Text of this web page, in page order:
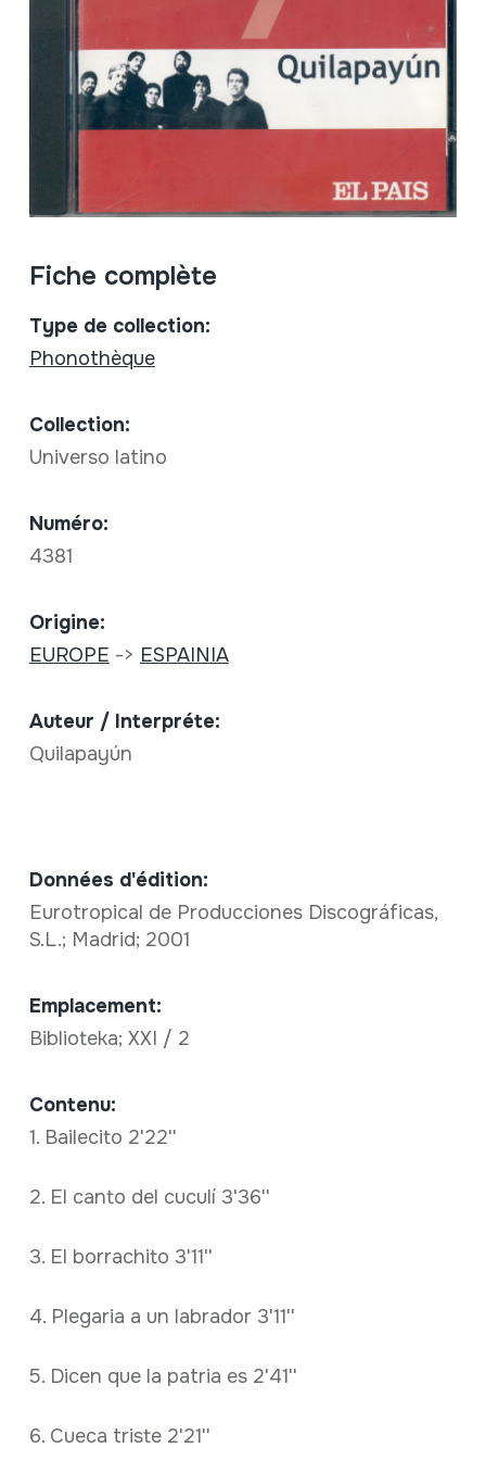
Fiche complète
Type de collection:
Phonothèque
Collection:
Universo latino
Numéro:
4381
Origine:
EUROPE -> ESPAINIA
Auteur / Interpréte:
Quilapayún
Données d'édition:
Eurotropical de Producciones Discográficas,
S.L.; Madrid; 2001
Emplacement:
Biblioteka; XXI / 2
Contenu:
1. Bailecito 2'22''
2. El canto del cuculí 3'36''
3. El borrachito 3'11''
4. Plegaria a un labrador 3'11''
5. Dicen que la patria es 2'41''
6. Cueca triste 2'21''